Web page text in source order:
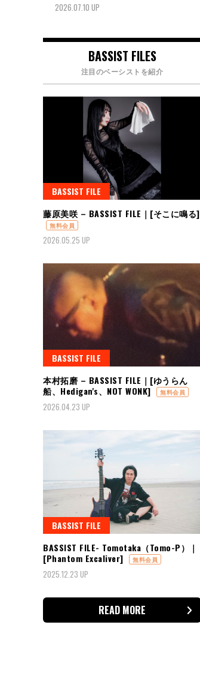
2026.07.10 UP
BASSIST FILES
注目のベーシストを紹介
BASSIST FILE
藤原美咲 – BASSIST FILE｜[そこに鳴る]
無料会員
2026.05.25 UP
BASSIST FILE
本村拓磨 – BASSIST FILE｜[ゆうらん
船、Hedigan's、NOT WONK]
無料会員
2026.04.23 UP
BASSIST FILE
BASSIST FILE- Tomotaka（Tomo-P）｜
[Phantom Excaliver]
無料会員
2025.12.23 UP
READ MORE